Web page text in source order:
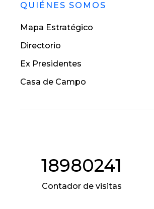
QUIÉNES SOMOS
Mapa Estratégico
Directorio
Ex Presidentes
Casa de Campo
18980241
Contador de visitas